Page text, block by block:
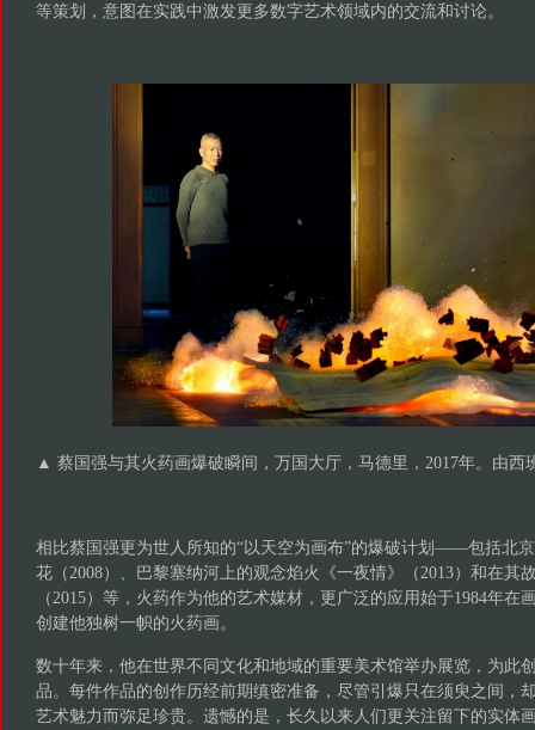
等策划，意图在实践中激发更多数字艺术领域内的交流和讨论。
▲ 蔡国强与其火药画爆破瞬间，万国大厅，马德里，2017年。由西
相比蔡国强更为世人所知的“以天空为画布”的爆破计划——包括北
花（2008）、巴黎塞纳河上的观念焰火《一夜情》（2013）和在其
（2015）等，火药作为他的艺术媒材，更广泛的应用始于1984年在
创建他独树一帜的火药画。
数十年来，他在世界不同文化和地域的重要美术馆举办展览，为此
品。每件作品的创作历经前期缜密准备，尽管引爆只在须臾之间，
艺术魅力而弥足珍贵。遗憾的是，长久以来人们更关注留下的实体